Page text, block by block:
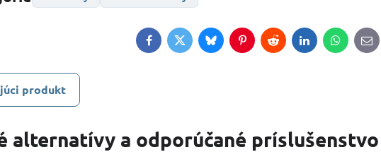
FacebookTwitterBlueskyPinterestRedditLinkedInWhatsApp
E-
mail
produkt
alternatívy a odporúčané príslušenstvo